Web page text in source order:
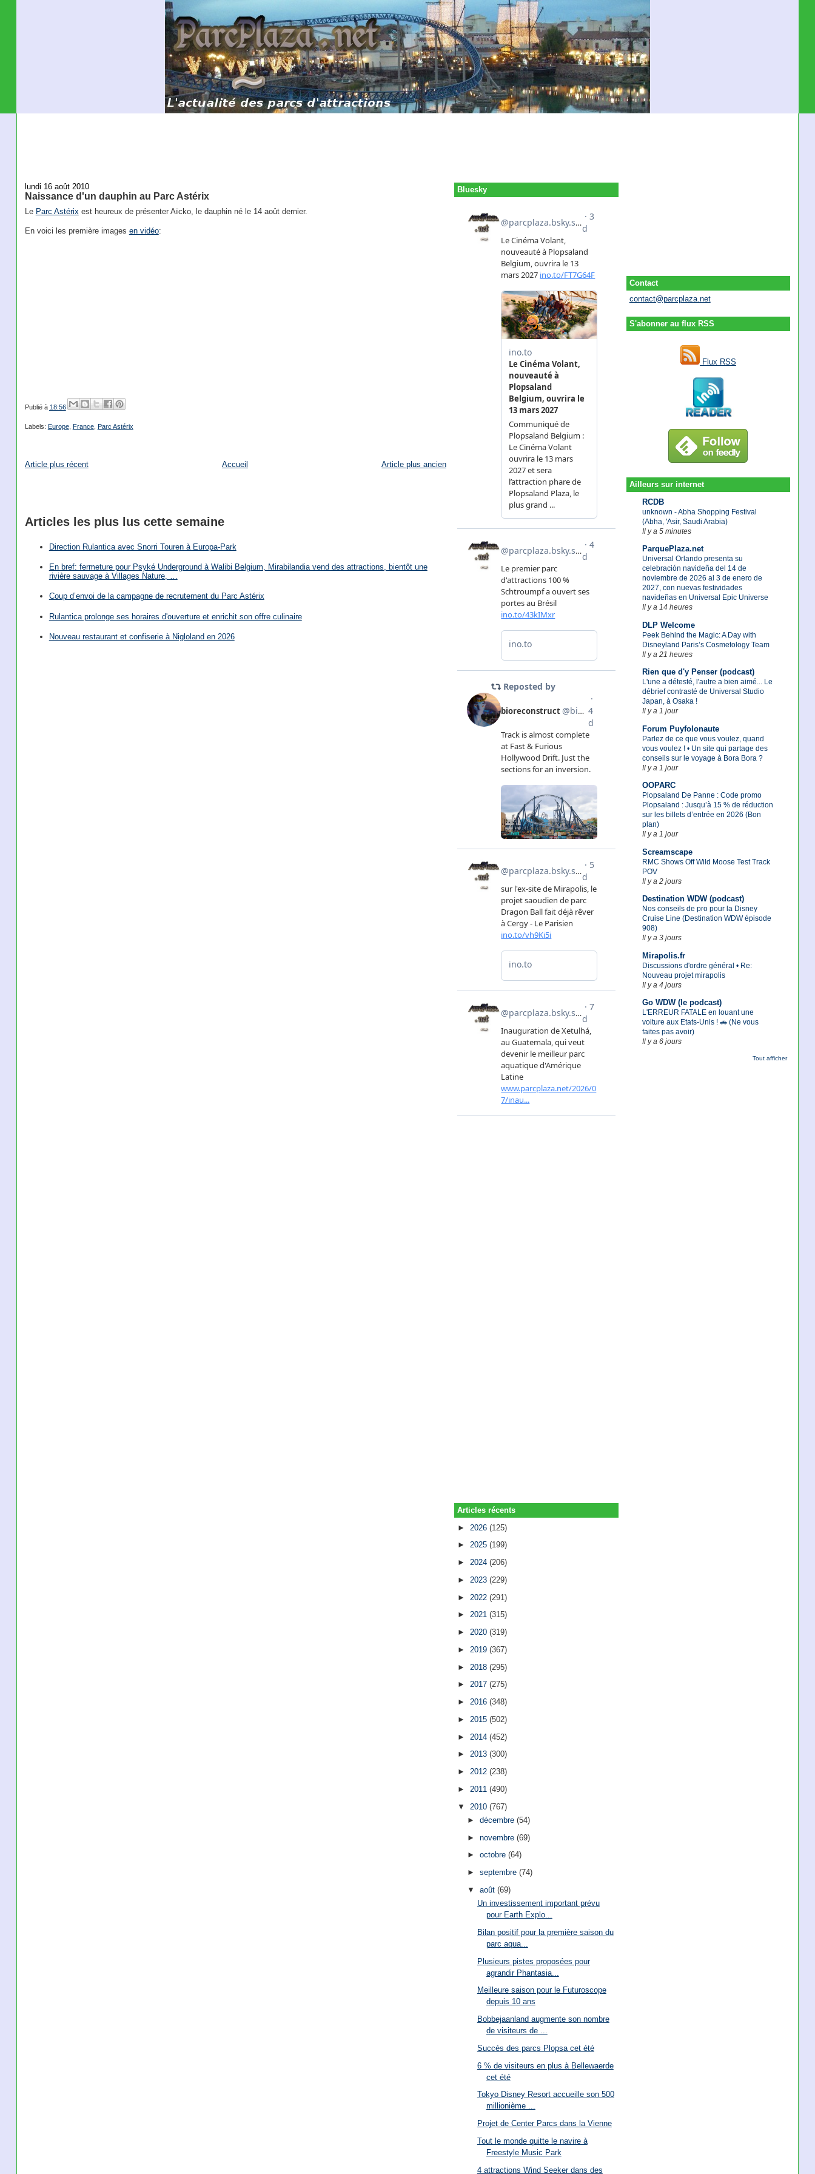
Contact
contact@parcplaza.net
S'abonner au flux RSS
Flux RSS
Ailleurs sur internet
RCDB
unknown - Abha Shopping Festival
(Abha, 'Asir, Saudi Arabia)
Il y a 5 minutes
ParquePlaza.net
Universal Orlando presenta su
celebración navideña del 14 de
noviembre de 2026 al 3 de enero de
2027, con nuevas festividades
navideñas en Universal Epic Universe
Il y a 14 heures
DLP Welcome
Peek Behind the Magic: A Day with
Disneyland Paris’s Cosmetology Team
Il y a 21 heures
Rien que d'y Penser (podcast)
L'une a détesté, l'autre a bien aimé... Le
débrief contrasté de Universal Studio
Japan, à Osaka !
Il y a 1 jour
Forum Puyfolonaute
Parlez de ce que vous voulez, quand
vous voulez ! • Un site qui partage des
conseils sur le voyage à Bora Bora ?
Il y a 1 jour
OOPARC
Plopsaland De Panne : Code promo
Plopsaland : Jusqu’à 15 % de réduction
sur les billets d’entrée en 2026 (Bon
plan)
Il y a 1 jour
Screamscape
RMC Shows Off Wild Moose Test Track
POV
Il y a 2 jours
Destination WDW (podcast)
Nos conseils de pro pour la Disney
Cruise Line (Destination WDW épisode
908)
Il y a 3 jours
Mirapolis.fr
Discussions d'ordre général • Re:
Nouveau projet mirapolis
Il y a 4 jours
Go WDW (le podcast)
L'ERREUR FATALE en louant une
voiture aux Etats-Unis ! 🚗 (Ne vous
faites pas avoir)
Il y a 6 jours
Tout afficher
lundi 16 août 2010
Naissance d'un dauphin au Parc Astérix
Le Parc Astérixest heureux de présenter Aïcko, le dauphin né le 14 août dernier.
En voici les première images en vidéo:
Publié à 18:56
Labels: Europe, France, Parc Astérix
Article plus récent Article plus ancien
Accueil
Articles les plus lus cette semaine
Direction Rulantica avec Snorri Touren à Europa-Park
En bref: fermeture pour Psyké Underground à Walibi Belgium, Mirabilandia vend des attractions, bientôt une
rivière sauvage à Villages Nature, …
Coup d’envoi de la campagne de recrutement du Parc Astérix
Rulantica prolonge ses horaires d'ouverture et enrichit son offre culinaire
Nouveau restaurant et confiserie à Nigloland en 2026
Bluesky
Articles récents
► 2026(125)
►2025(199)
►2024(206)
► 2023(229)
► 2022(291)
►2021(315)
►2020(319)
► 2019(367)
► 2018(295)
►2017(275)
►2016(348)
► 2015(502)
► 2014(452)
►2013(300)
►2012(238)
► 2011(490)
▼ 2010(767)
► décembre (54)
► novembre (69)
► octobre (64)
► septembre (74)
▼ août (69)
Un investissement important prévu
pour Earth Explo...
Bilan positif pour la première saison du
parc aqua...
Plusieurs pistes proposées pour
agrandir Phantasia...
Meilleure saison pour le Futuroscope
depuis 10 ans
Bobbejaanland augmente son nombre
de visiteurs de ...
Succès des parcs Plopsa cet été
6 % de visiteurs en plus à Bellewaerde
cet été
Tokyo Disney Resort accueille son 500
millionième ...
Projet de Center Parcs dans la Vienne
Tout le monde quitte le navire à
Freestyle Music Park
4 attractions Wind Seeker dans des